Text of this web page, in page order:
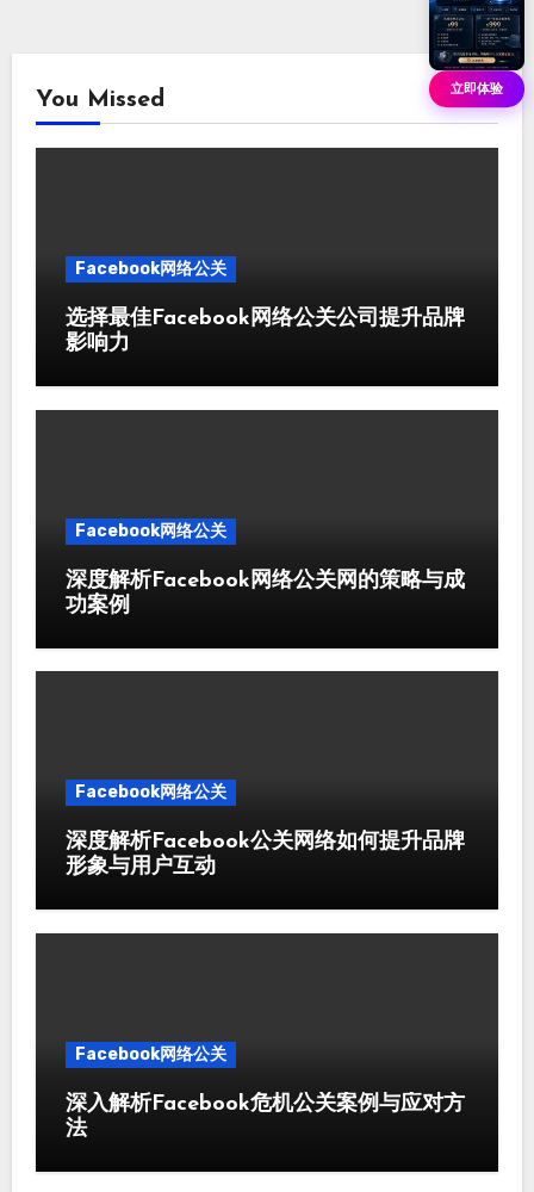
You Missed
Facebook网络公关
选择最佳Facebook网络公关公司提升品牌
影响力
Facebook网络公关
深度解析Facebook网络公关网的策略与成
功案例
Facebook网络公关
深度解析Facebook公关网络如何提升品牌
形象与用户互动
Facebook网络公关
深入解析Facebook危机公关案例与应对方
法
立即体验